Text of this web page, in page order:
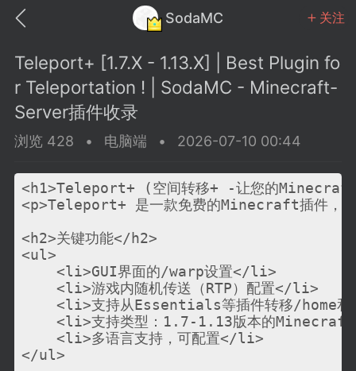
SodaMC 关注
教程
潮涌核心
永久赞助者
11-27 02:06
电脑端 社区规则
议贴】SodaMC 的改进与建议 🧃
Teleport+ [1.7.X - 1.13.X] | Best Plugin fo
r Teleportation ! | SodaMC - Minecraft-
Server插件收录
浏览 428 • 电脑端 • 2026-07-10 00:44
<h1>Teleport+ (空间转移+ -让您的Minecraft
<p>Teleport+ 是一款免费的Minecraft插件，支持
<h2>关键功能</h2>
<ul>
    <li>GUI界面的/warp设置</li>
    <li>游戏内随机传送（RTP）配置</li>
<li>支持从Essentials等插件转移/home
<li>支持类型：1.7-1.13版本的
    <li>多语言支持，可配置</li>
</ul>